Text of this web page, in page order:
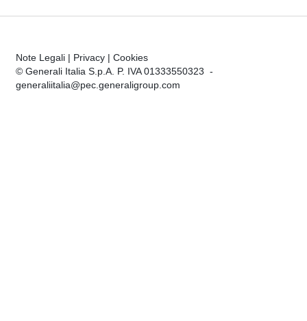
Note Legali | Privacy | Cookies
© Generali Italia S.p.A. P. IVA 01333550323 -
generaliitalia@pec.generaligroup.com